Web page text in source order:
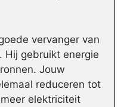
vervanger van
Hij gebruikt energie
Jouw
reduceren tot
elektriciteit